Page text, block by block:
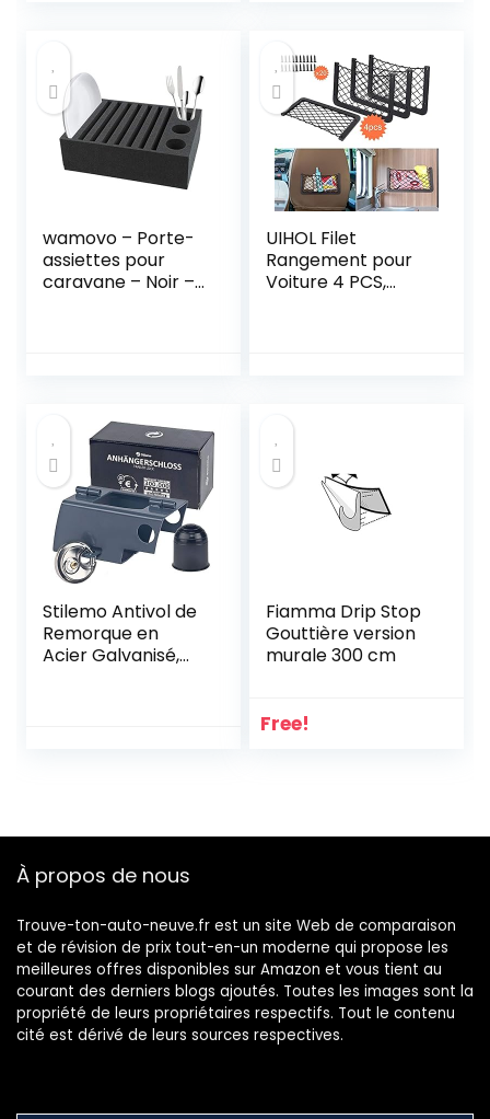
wamovo – Porte-
assiettes pour
caravane – Noir –
UIHOL Filet
Rangement pour
Voiture 4 PCS,
Ustensiles,
Camping-Cars,
Bateaux, Maison
(avec 20 Vis)
Stilemo Antivol de
Remorque en
Acier Galvanisé,
Fiamma Drip Stop
Gouttière version
murale 300 cm
Free!
À propos de nous
Trouve-ton-auto-neuve.fr est un site Web de comparaison
et de révision de prix tout-en-un moderne qui propose les
meilleures offres disponibles sur Amazon et vous tient au
courant des derniers blogs ajoutés. Toutes les images sont la
propriété de leurs propriétaires respectifs. Tout le contenu
cité est dérivé de leurs sources respectives.